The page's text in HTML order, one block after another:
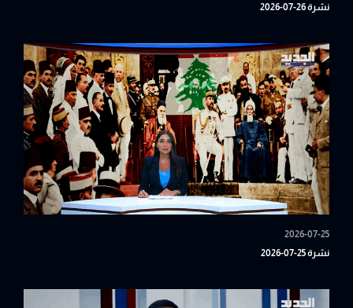
نشرة 26-07-2026
2026-07-25
نشرة 25-07-2026